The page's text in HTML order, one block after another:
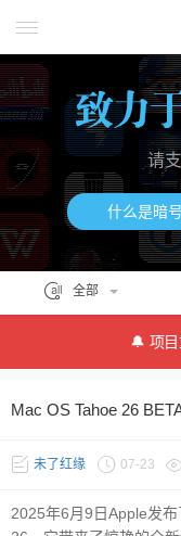
请
什么是暗号
全部
🔔 项
Mac OS Tahoe 26
未了红缘 07-23
2025年6月9日Apple发